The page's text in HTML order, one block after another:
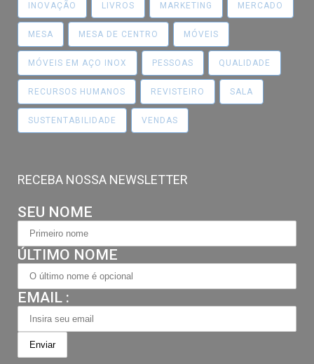
INOVAÇÃO LIVROS MARKETING MERCADO
MESA MESA DE CENTRO MÓVEIS
MÓVEIS EM AÇO INOX PESSOAS QUALIDADE
RECURSOS HUMANOS REVISTEIRO SALA
SUSTENTABILIDADE VENDAS
RECEBA NOSSA NEWSLETTER
SEU NOME
ÚLTIMO NOME
EMAIL :